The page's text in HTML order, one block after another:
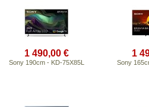
1 490,00 €
Sony 190cm - KD-75X85L
1
Sony